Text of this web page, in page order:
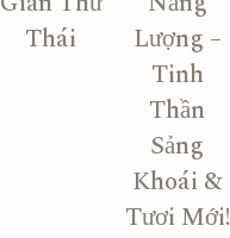
Thái
Lượng –
Tinh
Thần
Sảng
Khoái &
Tươi Mới!